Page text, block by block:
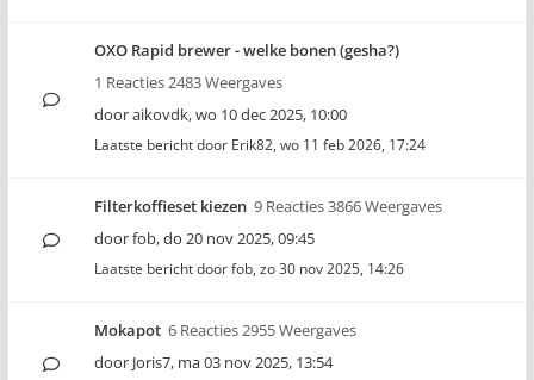
OXO Rapid brewer - welke bonen (gesha?)
1 Reacties 2483 Weergaves
dooraikovdk,wo 10 dec 2025, 10:00
Laatste bericht door Erik82, wo 11 feb 2026, 17:24
Filterkoffieset kiezen 9 Reacties 3866 Weergaves
doorfob,do 20 nov 2025, 09:45
Laatste bericht doorfob, zo 30 nov 2025, 14:26
Mokapot 6 Reacties 2955 Weergaves
door Joris7, ma 03 nov 2025, 13:54